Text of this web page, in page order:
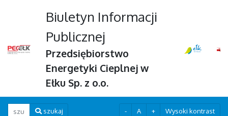
Biuletyn Informacji
Publicznej
Przedsiębiorstwo
Energetyki Cieplnej w
Ełku Sp. z o.o.
Wpisz szukaną frazę
szukaj - A + Wysoki kontrast